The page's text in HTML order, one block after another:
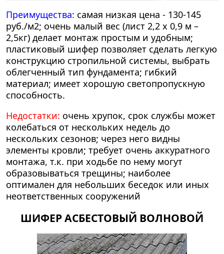
Преимущества: самая низкая цена - 130-145
руб./м2; очень малый вес (лист 2,2 х 0,9 м –
2,5кг) делает монтаж простым и удобным;
пластиковый шифер позволяет сделать легкую
конструкцию стропильной системы, выбрать
облегченный тип фундамента; гибкий
материал; имеет хорошую светопропускную
способность.
Недостатки: очень хрупок, срок службы может
колебаться от нескольких недель до
нескольких сезонов; через него видны
элементы кровли; требует очень аккуратного
монтажа, т.к. при ходьбе по нему могут
образовываться трещины; наиболее
оптимален для небольших беседок или иных
неответственных сооружений
ШИФЕР АСБЕСТОВЫЙ ВОЛНОВОЙ